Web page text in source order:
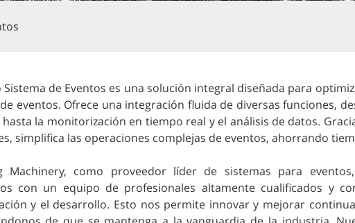
Sistema de Eventos es una solución integral diseñada para
eventos. Ofrece una integración fluida de diversas funciones,
hasta la monitorización en tiempo real y el análisis de datos.
simplifica las operaciones complejas de eventos, ahorrando
Machinery, como proveedor líder de sistemas para
con un equipo de profesionales altamente cualificados y
y el desarrollo. Esto nos permite innovar y mejorar